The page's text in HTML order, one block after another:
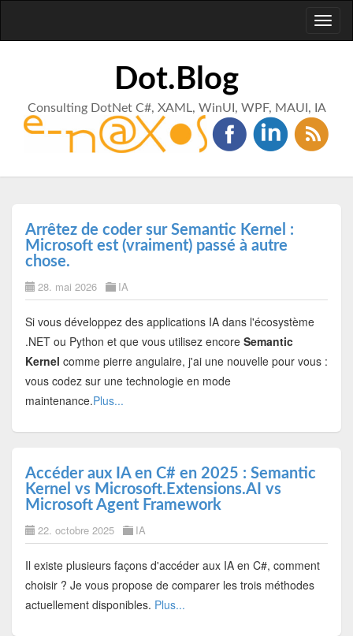
Dot.Blog
Consulting DotNet C#, XAML, WinUI, WPF, MAUI, IA
Arrêtez de coder sur Semantic Kernel :
Microsoft est (vraiment) passé à autre
chose.
28. mai 2026 IA
Si vous développez des applications IA dans l'écosystème
.NET ou Python et que vous utilisez encore Semantic
Kernel comme pierre angulaire, j'ai une nouvelle pour vous :
vous codez sur une technologie en mode
maintenance.Plus...
Accéder aux IA en C# en 2025 : Semantic
Kernel vs Microsoft.Extensions.AI vs
Microsoft Agent Framework
22. octobre 2025 IA
Il existe plusieurs façons d'accéder aux IA en C#, comment
choisir ? Je vous propose de comparer les trois méthodes
actuellement disponibles. Plus...